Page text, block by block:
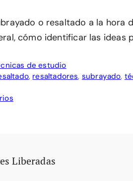
o resaltado a la hora
cómo identificar las ideas
de estudio
, resaltadores, subrayado,
Liberadas